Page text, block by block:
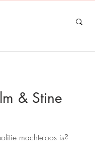
of Books
& Stine
machteloos is?